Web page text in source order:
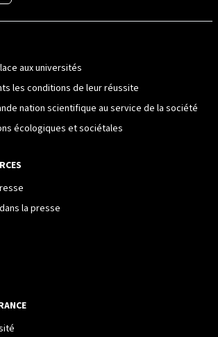
aux universités
les conditions de leur réussite
nation scientifique au service de la société
écologiques et sociétales
la presse